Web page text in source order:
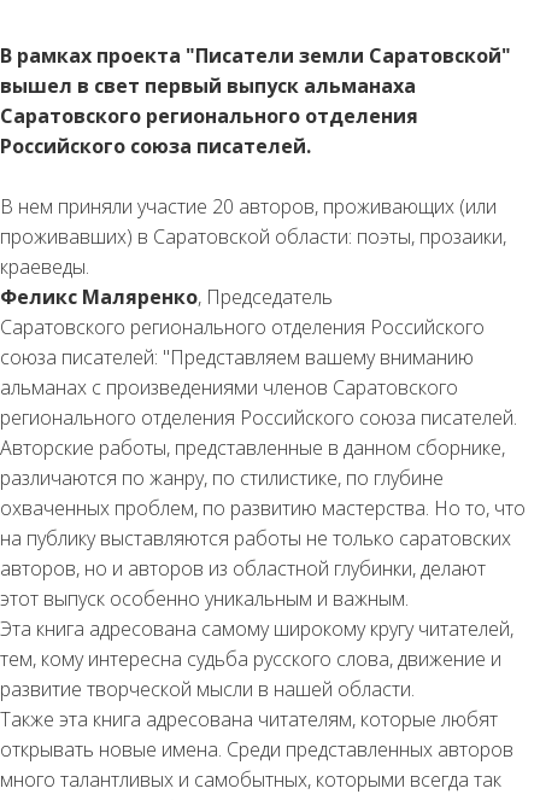
В рамках проекта "Писатели земли Саратовской"
вышел в свет первый выпуск альманаха
Саратовского регионального отделения
Российского союза писателей.
В нем приняли участие 20 авторов, проживающих (или
проживавших) в Саратовской области: поэты, прозаики,
краеведы.
Феликс Маляренко, Председатель
Саратовского регионального отделения Российского
союза писателей: "Представляем вашему вниманию
альманах с произведениями членов Саратовского
регионального отделения Российского союза писателей.
Авторские работы, представленные в данном сборнике,
различаются по жанру, по стилистике, по глубине
охваченных проблем, по развитию мастерства. Но то, что
на публику выставляются работы не только саратовских
авторов, но и авторов из областной глубинки, делают
этот выпуск особенно уникальным и важным.
Эта книга адресована самому широкому кругу читателей,
тем, кому интересна судьба русского слова, движение и
развитие творческой мысли в нашей области.
Также эта книга адресована читателям, которые любят
открывать новые имена. Среди представленных авторов
много талантливых и самобытных, которыми всегда так